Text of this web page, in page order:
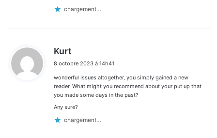
chargement…
Kurt
t
:
8 octobre 2023 à 14h41
wonderful issues altogether, you simply gained a new
reader. What might you recommend about your put up that
you made some days in the past?
Any sure?
chargement…